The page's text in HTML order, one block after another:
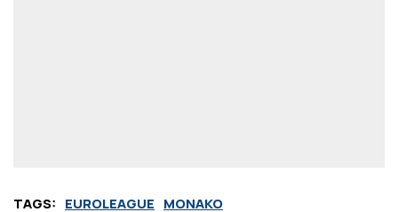
TAGS: EUROLEAGUE ΜΟΝΑΚΟ